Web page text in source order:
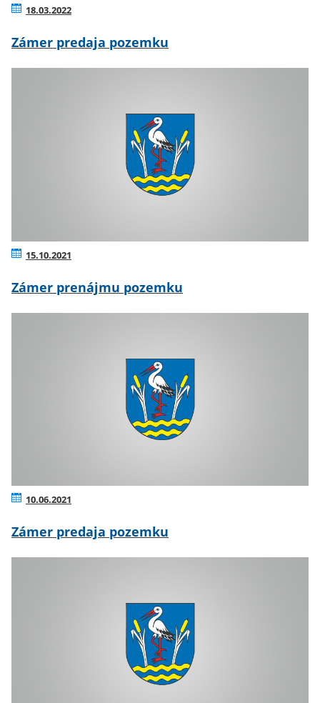
18.03.2022
Zámer predaja pozemku
15.10.2021
Zámer prenájmu pozemku
10.06.2021
Zámer predaja pozemku